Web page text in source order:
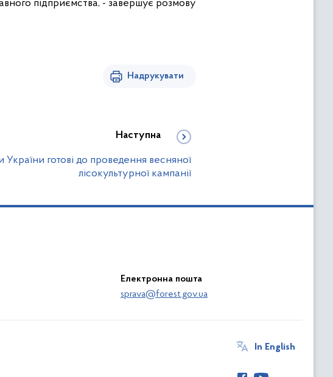
підприємства, - завершує розмову
Надрукувати
Наступна
України готові до проведення весняної
лісокультурної кампанії
Електронна пошта
sprava@forest.gov.ua
In English